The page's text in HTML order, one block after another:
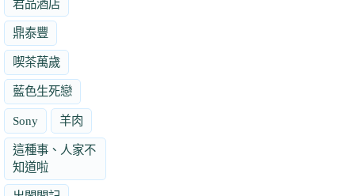
君品酒店
鼎泰豐
喫茶萬歲
藍色生死戀
Sony 羊肉
這種事、人家不
知道啦